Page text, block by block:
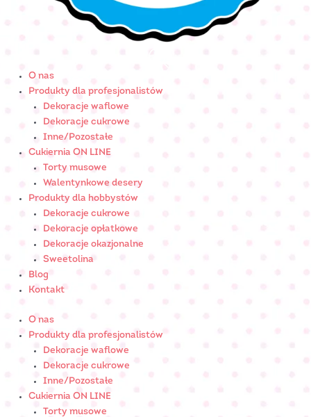
O nas
Produkty dla profesjonalistów
Dekoracje waflowe
Dekoracje cukrowe
Inne/Pozostałe
Cukiernia ON LINE
Torty musowe
Walentynkowe desery
Produkty dla hobbystów
Dekoracje cukrowe
Dekoracje opłatkowe
Dekoracje okazjonalne
Sweetolina
Blog
Kontakt
O nas
Produkty dla profesjonalistów
Dekoracje waflowe
Dekoracje cukrowe
Inne/Pozostałe
Cukiernia ON LINE
Torty musowe